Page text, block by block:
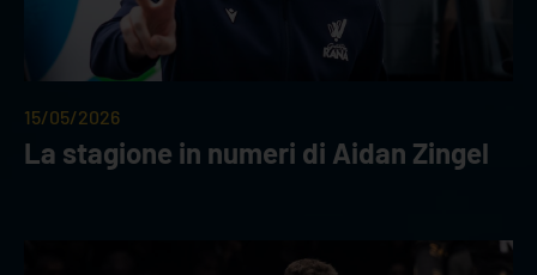
15/05/2026
La stagione in numeri di Aidan Zingel